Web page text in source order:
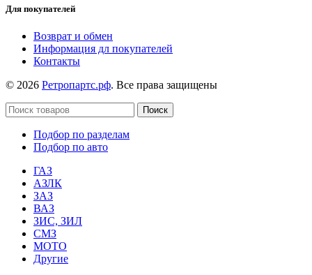
Для покупателей
Возврат и обмен
Информация дл покупателей
Контакты
© 2026 Ретропартс.рф. Все права защищены
Поиск
Подбор по разделам
Подбор по авто
ГАЗ
АЗЛК
ЗАЗ
ВАЗ
ЗИС, ЗИЛ
СМЗ
МОТО
Другие